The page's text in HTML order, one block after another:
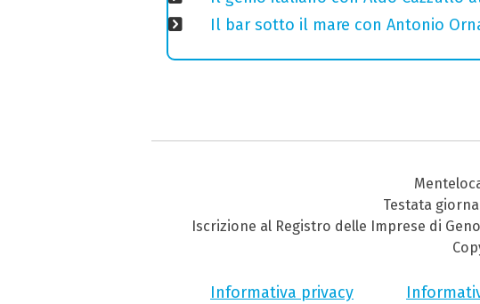
Il bar sotto il mare con Antonio
Testata
Iscrizione al Registro delle Imprese di
Informativa privacy